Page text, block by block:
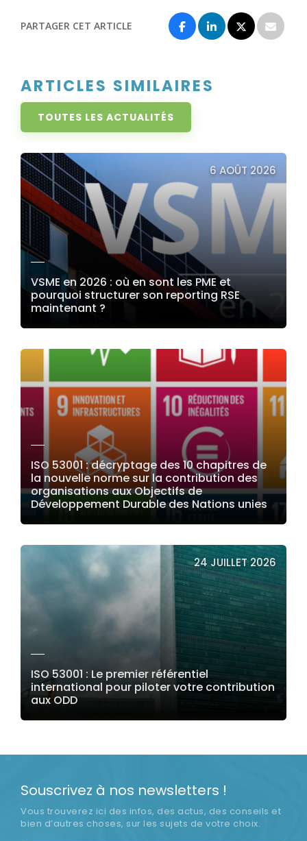
PARTAGER CET ARTICLE
ARTICLES SIMILAIRES
TOUTES LES ACTUALITÉS
6 AOÛT 2026
VSME en 2026 : où en sont les PME et
pourquoi structurer son reporting RSE
maintenant ?
LIRE LA SUITE
ISO 53001 : décryptage des 10 chapitres de
la nouvelle norme sur la contribution des
organisations aux Objectifs de
Développement Durable des Nations unies
LIRE LA SUITE
24 JUILLET 2026
ISO 53001 : Le premier référentiel
international pour piloter votre contribution
aux ODD
Souscrivez à nos newsletters !
Vous trouverez ici des infos, des actus, des conseils et
bien d’autres choses, sur les sujets de votre choix.